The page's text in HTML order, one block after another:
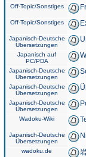
Off-Topic/Sonstiges
Off-Topic/Sonstiges
Japanisch-Deutsche
Übersetzungen
Japanisch auf
PC/PDA
Japanisch-Deutsche
Übersetzungen
Japanisch-Deutsche
Übersetzungen
Japanisch-Deutsche
Übersetzungen
Wadoku-Wiki
Japanisch-Deutsche
Übersetzungen
wadoku.de